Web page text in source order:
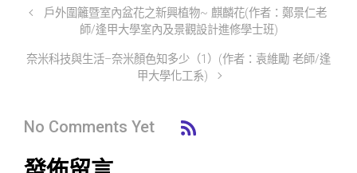
戶外圍籬暨室內盆花之新興植物~ 麒麟花(作者：鄭景仁老
師/逢甲大學室內及景觀設計進修學士班)
奈米科技與生活–奈米顏色知多少（1）(作者：袁維勵 老師/逢
甲大學化工系)
No Comments Yet